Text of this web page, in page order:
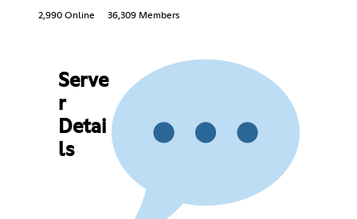
2,990 Online 36,309 Members
Serve
r
Detai
ls